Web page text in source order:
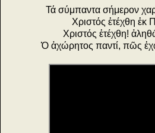
Τά σύμπαντα σήμερον
Χριστός ἐτέχθη ἐκ
Χριστός ἐτέχθη!
Ὁ ἀχώρητος παντί, πῶς